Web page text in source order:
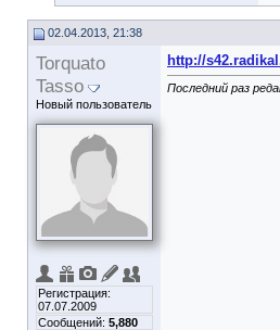
02.04.2013, 21:38
Torquato
Tasso
Новый пользователь
Регистрация:
07.07.2009
Сообщений: 5,880
http://
Последний раз